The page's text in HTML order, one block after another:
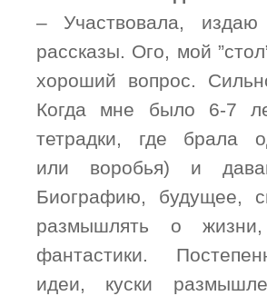
– Участвовала,
рассказы. Ого, мой
хороший вопрос.
Когда мне было 6-7
тетрадки, где брала
или воробья) и
Биографию, будущее,
размышлять о
фантастики.
идеи, куски